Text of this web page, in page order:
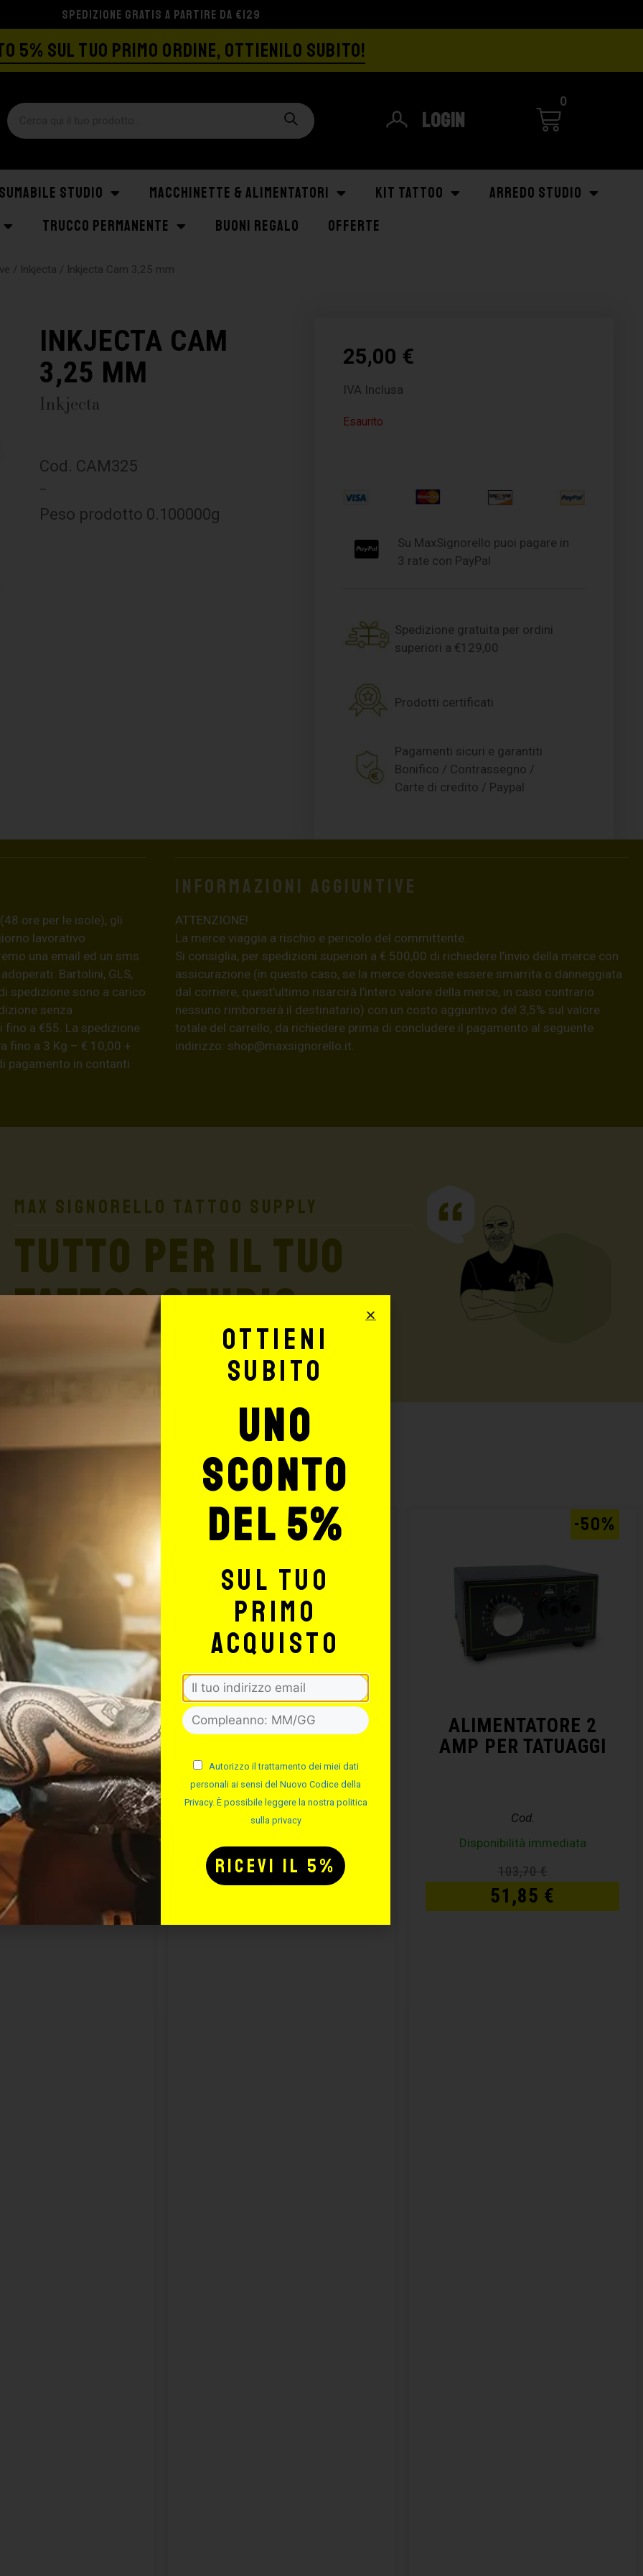
SPEDIZIONE GRATIS A PARTIRE DA €129
5% SUL TUO PRIMO ORDINE, OTTIENILO SUBITO!
Login
0
STUDIO MACCHINETTE & ALIMENTATORI KIT TATTOO
ARREDO STUDIO
TRUCCO PERMANENTE
BUONI REGALO OFFERTE
/ Inkjecta / Inkjecta Cam 3,25 mm
INKJECTA CAM
3,25 MM
Inkjecta
Cod. CAM325
–
Peso prodotto 0.100000g
25,00 €
IVA Inclusa
Esaurito
Su MaxSignorello puoi pagare in
3 rate con PayPal
Spedizione gratuita per ordini
superiori a €129,00
Prodotti certificati
Pagamenti sicuri e garantiti
Bonifico / Contrassegno /
Carte di credito / Paypal
ore per le isole), gli
lavorativo
una email ed un sms
Bartolini, GLS,
spedizione sono a carico
senza
a €55. La spedizione
fino a 3 Kg – € 10,00 +
pagamento in contanti
Informazioni aggiuntive
ATTENZIONE!
La merce viaggia a rischio e pericolo del committente.
Si consiglia, per spedizioni superiori a € 500,00 di richiedere l’invio della merce con
assicurazione (in questo caso, se la merce dovesse essere smarrita o danneggiata
dal corriere, quest’ultimo risarcirà l’intero valore della merce, in caso contrario
nessuno rimborserà il destinatario) con un costo aggiuntivo del 3,5% sul valore
totale del carrello, da richiedere prima di concludere il pagamento al seguente
indirizzo: shop@maxsignorello.it
Max Signorello Tattoo Supply
TUTTO PER IL TUO
TATTOO STUDIO
interessarti anche:
ASSEMBLA
AGHI
disponibile
42,70
DIMA IN ALLUMINIO
Cod.
24,40€
-50%
ALIMENTATORE 2
AMP PER TATUAGGI
Cod.
Disponibilità immediata
103,70€
51,85 €
-50%
Ottieni
subito
uno
sconto
del 5%
sul tuo
primo
acquisto
Autorizzo il trattamento dei miei dati
personali ai sensi del Nuovo Codice della
Privacy. È possibile leggere la nostra politica
sulla privacy